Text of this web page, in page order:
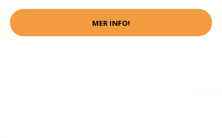
MER INFO!